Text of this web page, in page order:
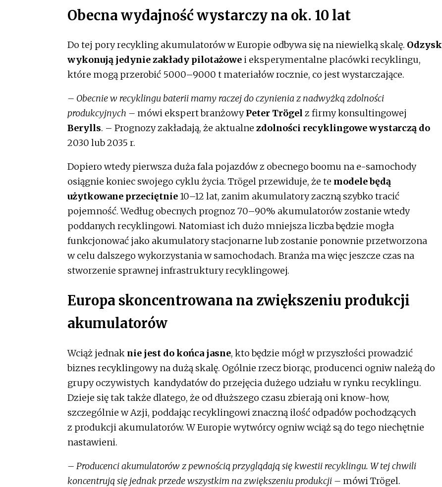
Obecna wydajność wystarczy na ok. 10 lat
Do tej pory recykling akumulatorów w Europie odbywa się na niewielką skalę. Odzysk
wykonują jedynie zakłady pilotażowei eksperymentalne placówki recyklingu,
które mogą przerobić 5000–9000 t materiałów rocznie, co jest wystarczające.
– Obecnie w recyklingu baterii mamy raczej do czynienia z nadwyżką zdolności
produkcyjnych – mówi ekspert branżowyPeter Trögel z firmy konsultingowej
Berylls. – Prognozy zakładają, że aktualne zdolności recyklingowe wystarczą do
2030 lub 2035 r.
Dopiero wtedy pierwsza duża fala pojazdów z obecnego boomu na e-samochody
osiągnie koniec swojego cyklu życia. Trögel przewiduje, że te modele będą
użytkowane przeciętnie 10–12 lat, zanim akumulatory zaczną szybko tracić
pojemność. Według obecnych prognoz 70–90% akumulatorów zostanie wtedy
poddanych recyklingowi. Natomiast ich dużo mniejsza liczba będzie mogła
funkcjonować jako akumulatory stacjonarne lub zostanie ponownie przetworzona
w celu dalszego wykorzystania w samochodach. Branża ma więc jeszcze czas na
stworzenie sprawnej infrastruktury recyklingowej.
Europa skoncentrowana na zwiększeniu produkcji
akumulatorów
Wciąż jednak nie jest do końca jasne, kto będzie mógł w przyszłości prowadzić
biznes recyklingowy na dużą skalę. Ogólnie rzecz biorąc, producenci ogniw należą do
grupy oczywistych kandydatów do przejęcia dużego udziału w rynku recyklingu.
Dzieje się tak także dlatego, że od dłuższego czasu zbierają oni know-how,
szczególnie w Azji, poddając recyklingowi znaczną ilość odpadów pochodzących
z produkcji akumulatorów. W Europie wytwórcy ogniw wciąż są do tego niechętnie
nastawieni.
– Producenci akumulatorów z pewnością przyglądają się kwestii recyklingu. W tej chwili
koncentrują się jednak przede wszystkim na zwiększeniu produkcji – mówi Trögel.